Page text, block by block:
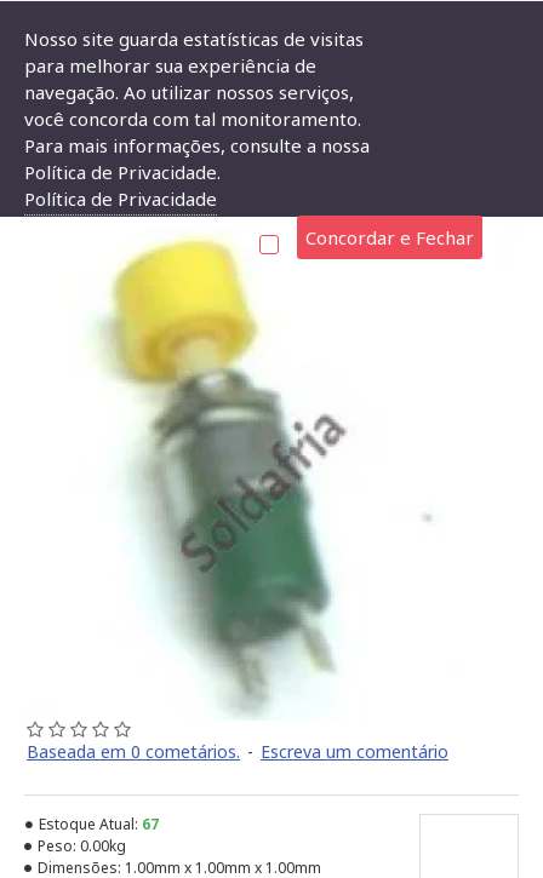
Chave Push Button DS-323 Amarela
CHAVE PUSH BUTTON DS-323 AMARELA
Baseada em 0 cometários. - Escreva um comentário
Estoque Atual: 67
Peso: 0.00kg
Dimensões: 1.00mm x 1.00mm x 1.00mm
Nosso site guarda estatísticas de visitas
para melhorar sua experiência de
navegação. Ao utilizar nossos serviços,
você concorda com tal monitoramento.
Para mais informações, consulte a nossa
Política de Privacidade.
Política de Privacidade
Concordar e Fechar